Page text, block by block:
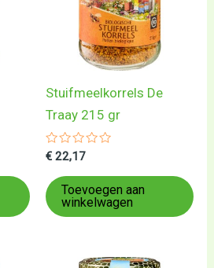
Stuifmeelkorrels De
Traay 215 gr
Gewaardeerd
uit
5
€ 22,17
Toevoegen aan
winkelwagen